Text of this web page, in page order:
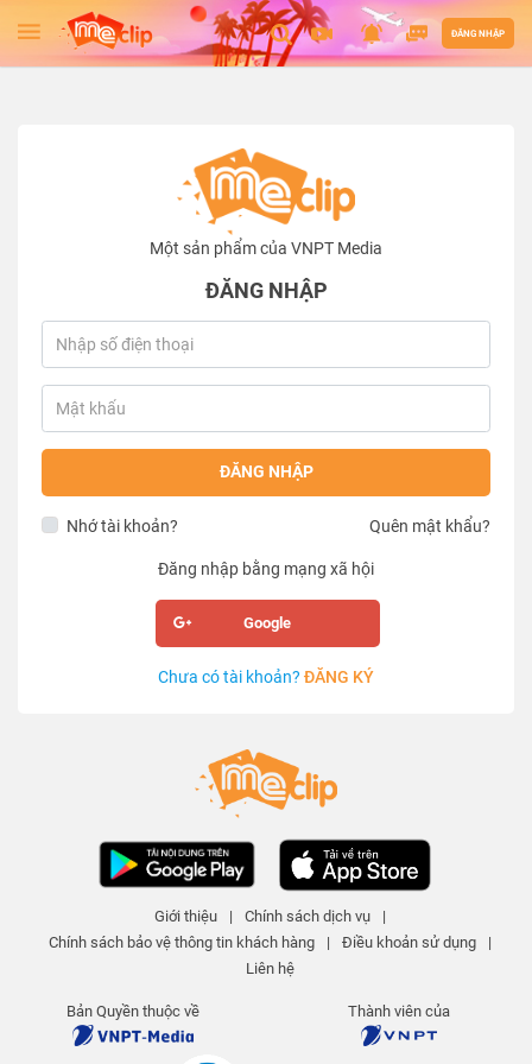
ĐĂNG NHẬP
Một sản phẩm của VNPT Media
ĐĂNG NHẬP
ĐĂNG NHẬP
Nhớ tài khoản? Quên mật khẩu?
Đăng nhập bằng mạng xã hội
Google
Chưa có tài khoản? ĐĂNG KÝ
Giới thiệu | Chính sách dịch vụ
|
Chính sách bảo vệ thông tin khách hàng
| Điều khoản sử dụng
|
Liên hệ
Bản Quyền thuộc về Thành viên của